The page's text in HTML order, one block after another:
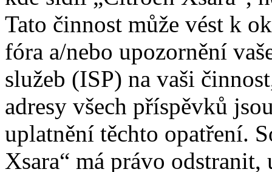
Tato činnost může vést k
fóra a/nebo upozornění
služeb (ISP) na vaši
adresy všech příspěvků
uplatnění těchto opatření.
Xsara“ má právo